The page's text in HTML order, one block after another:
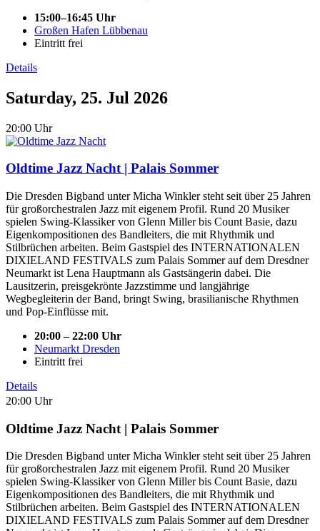
15:00–16:45 Uhr
Großen Hafen Lübbenau
Eintritt frei
Details
Saturday, 25. Jul 2026
20:00 Uhr
Oldtime Jazz Nacht | Palais Sommer
Die Dresden Bigband unter Micha Winkler steht seit über 25 Jahren
für großorchestralen Jazz mit eigenem Profil. Rund 20 Musiker
spielen Swing-Klassiker von Glenn Miller bis Count Basie, dazu
Eigenkompositionen des Bandleiters, die mit Rhythmik und
Stilbrüchen arbeiten. Beim Gastspiel des INTERNATIONALEN
DIXIELAND FESTIVALS zum Palais Sommer auf dem Dresdner
Neumarkt ist Lena Hauptmann als Gastsängerin dabei. Die
Lausitzerin, preisgekrönte Jazzstimme und langjährige
Wegbegleiterin der Band, bringt Swing, brasilianische Rhythmen
und Pop-Einflüsse mit.
20:00 – 22:00 Uhr
Neumarkt Dresden
Eintritt frei
Details
20:00 Uhr
Oldtime Jazz Nacht | Palais Sommer
Die Dresden Bigband unter Micha Winkler steht seit über 25 Jahren
für großorchestralen Jazz mit eigenem Profil. Rund 20 Musiker
spielen Swing-Klassiker von Glenn Miller bis Count Basie, dazu
Eigenkompositionen des Bandleiters, die mit Rhythmik und
Stilbrüchen arbeiten. Beim Gastspiel des INTERNATIONALEN
DIXIELAND FESTIVALS zum Palais Sommer auf dem Dresdner